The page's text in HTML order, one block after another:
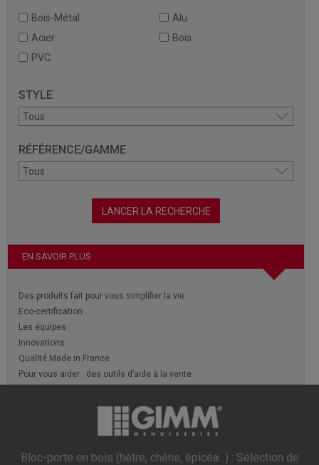
Bois-Métal
Alu
Acier
Bois
PVC
STYLE
RÉFÉRENCE/GAMME
EN SAVOIR PLUS
Des produits fait pour vous simplifier la vie
Eco-certification
Les équipes
Innovations
Qualité Made in France
Pour vous aider : des outils d’aide à la vente
Bloc-porte en bois (hêtre, chêne, épicéa...) : Sélection de